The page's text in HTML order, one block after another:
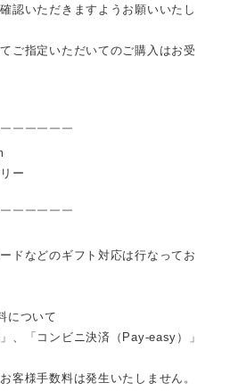
認いただきますようお願いいたし
ご指定いただいてのご購入はお受
￣￣￣￣￣
ー
￣￣￣￣￣
ドなどのギフト対応は行なってお
について
、「コンビニ決済（Pay-easy）」
客様手数料は発生いたしません。